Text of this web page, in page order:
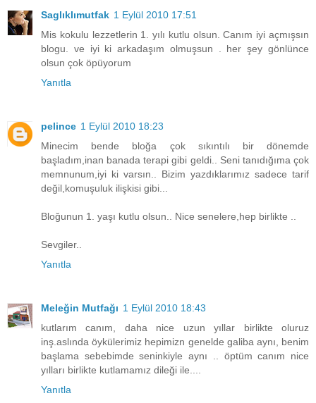
Saglıklımutfak 1 Eylül 2010 17:51
Mis kokulu lezzetlerin 1. yılı kutlu olsun. Canım iyi açmışsın
blogu. ve iyi ki arkadaşım olmuşsun . her şey gönlünce
olsun çok öpüyorum
Yanıtla
pelince 1 Eylül 2010 18:23
Minecim bende bloğa çok sıkıntılı bir dönemde
başladım,inan banada terapi gibi geldi.. Seni tanıdığıma çok
memnunum,iyi ki varsın.. Bizim yazdıklarımız sadece tarif
değil,komuşuluk ilişkisi gibi...
Bloğunun 1. yaşı kutlu olsun.. Nice senelere,hep birlikte ..
Sevgiler..
Yanıtla
Meleğin Mutfağı 1 Eylül 2010 18:43
kutlarım canım, daha nice uzun yıllar birlikte oluruz
inş.aslında öykülerimiz hepimizn genelde galiba aynı, benim
başlama sebebimde seninkiyle aynı .. öptüm canım nice
yılları birlikte kutlamamız dileği ile....
Yanıtla